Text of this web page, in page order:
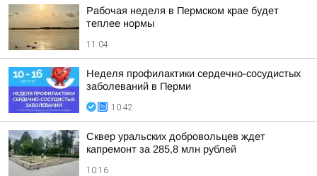
Рабочая неделя в Пермском крае будет
теплее нормы
11:04
Неделя профилактики сердечно-сосудистых
заболеваний в Перми
10:42
Сквер уральских добровольцев ждет
капремонт за 285,8 млн рублей
10:16